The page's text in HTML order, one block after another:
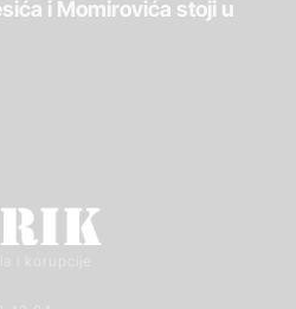
i Momirovića stoji u
i korupcije